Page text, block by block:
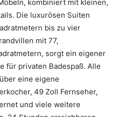
kombiniert mit kleinen,
Die luxurösen Suiten
bis zu vier
mit 77,
sorgt ein eigener
für privaten Badespaß. Alle
eine eigene
49 Zoll Fernseher,
und viele weitere